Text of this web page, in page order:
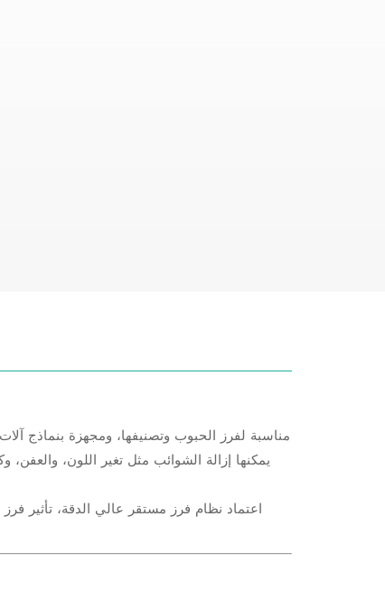
مناسبة لفرز الحبوب وتصنيفها، ومجهزة بنماذج
اعتماد نظام فرز مستقر عالي الدقة، تأثير